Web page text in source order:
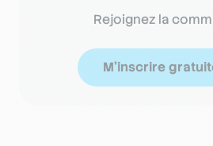
Rejoignez la
M'inscrire